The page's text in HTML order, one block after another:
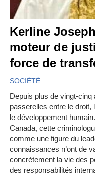
Kerline
moteur de
force de
SOCIÉTÉ
Depuis plus de vingt-
passerelles entre le droit,
le développement
Canada, cette
comme une figure du
connaissances n’ont de
concrètement la vie des
des responsabilités